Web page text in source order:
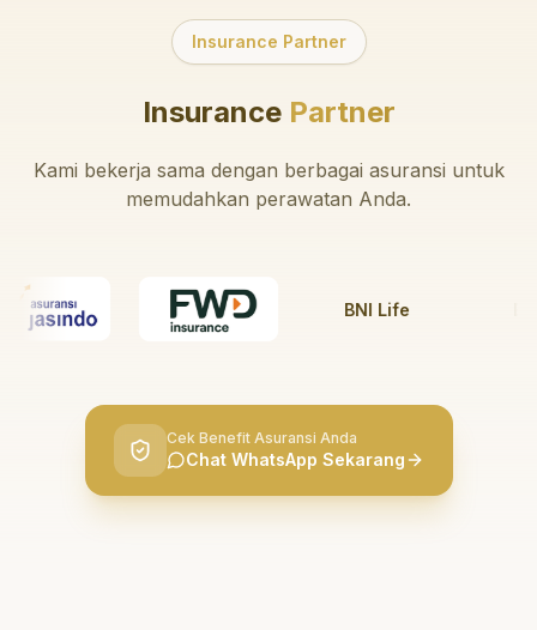
Insurance Partner
InsurancePartner
Kami bekerja sama dengan berbagai asuransi untuk
memudahkan perawatan Anda.
BNI Life
Cek Benefit Asuransi Anda
Chat WhatsApp Sekarang